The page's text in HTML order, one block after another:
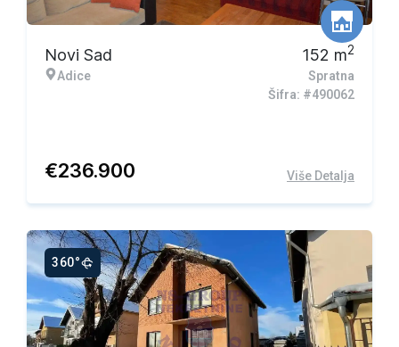
Novi Sad
Adice
152 m2
Spratna
Šifra: #490062
€236.900 Više Detalja
360°